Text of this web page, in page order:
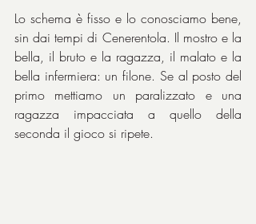
Lo schema è fisso e lo conosciamo bene,
sin dai tempi di Cenerentola. Il mostro e la
bella, il bruto e la ragazza, il malato e la
bella infermiera: un filone. Se al posto del
primo mettiamo un paralizzato e una
ragazza impacciata a quello della
seconda il gioco si ripete.